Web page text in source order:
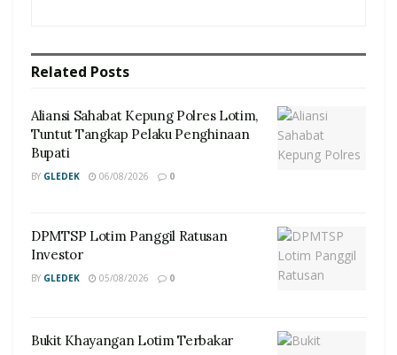
Related Posts
Aliansi Sahabat Kepung Polres Lotim,
Tuntut Tangkap Pelaku Penghinaan
Bupati
BY GLEDEK 06/08/2026 0
DPMTSP Lotim Panggil Ratusan
Investor
BY GLEDEK 05/08/2026 0
Bukit Khayangan Lotim Terbakar